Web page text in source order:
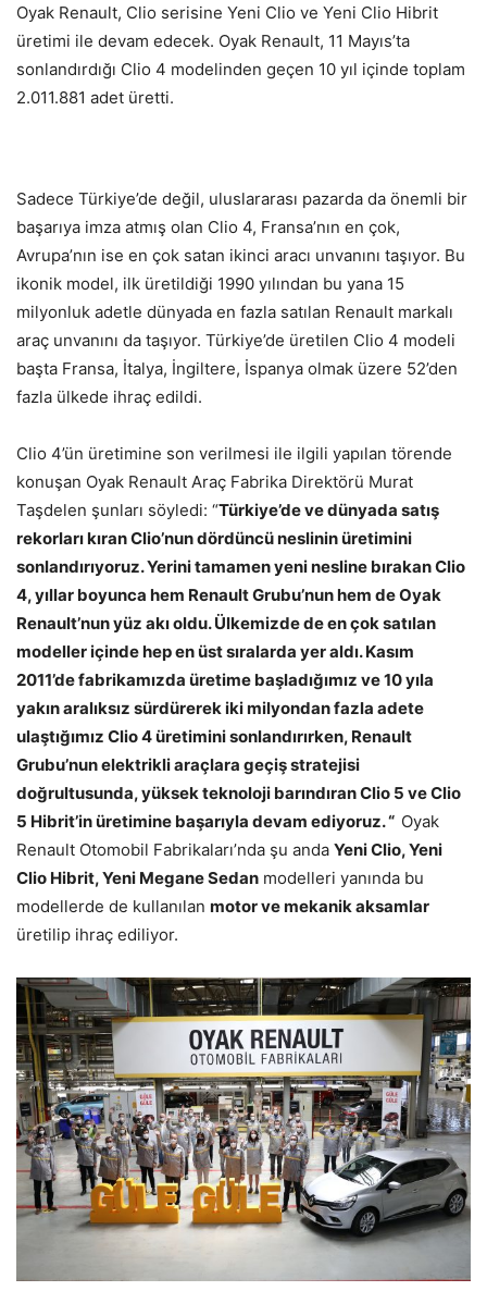
Oyak Renault, Clio serisine Yeni Clio ve Yeni Clio Hibrit
üretimi ile devam edecek. Oyak Renault, 11 Mayıs’ta
sonlandırdığı Clio 4 modelinden geçen 10 yıl içinde toplam
2.011.881 adet üretti.
Sadece Türkiye’de değil, uluslararası pazarda da önemli bir
başarıya imza atmış olan Clio 4, Fransa’nın en çok,
Avrupa’nın ise en çok satan ikinci aracı unvanını taşıyor. Bu
ikonik model, ilk üretildiği 1990 yılından bu yana 15
milyonluk adetle dünyada en fazla satılan Renault markalı
araç unvanını da taşıyor. Türkiye’de üretilen Clio 4 modeli
başta Fransa, İtalya, İngiltere, İspanya olmak üzere 52’den
fazla ülkede ihraç edildi.
Clio 4’ün üretimine son verilmesi ile ilgili yapılan törende
konuşan Oyak Renault Araç Fabrika Direktörü Murat
Taşdelen şunları söyledi: “Türkiye’de ve dünyada satış
rekorları kıran Clio’nun dördüncü neslinin üretimini
sonlandırıyoruz. Yerini tamamen yeni nesline bırakan Clio
4, yıllar boyunca hem Renault Grubu’nun hem de Oyak
Renault’nun yüz akı oldu. Ülkemizde de en çok satılan
modeller içinde hep en üst sıralarda yer aldı. Kasım
2011’de fabrikamızda üretime başladığımız ve 10 yıla
yakın aralıksız sürdürerek iki milyondan fazla adete
ulaştığımız Clio 4 üretimini sonlandırırken, Renault
Grubu’nun elektrikli araçlara geçiş stratejisi
doğrultusunda, yüksek teknoloji barındıran Clio 5 ve Clio
5 Hibrit’in üretimine başarıyla devam ediyoruz. “ Oyak
Renault Otomobil Fabrikaları’nda şu anda Yeni Clio, Yeni
Clio Hibrit, Yeni Megane Sedan modelleri yanında bu
modellerde de kullanılan motor ve mekanik aksamlar
üretilip ihraç ediliyor.